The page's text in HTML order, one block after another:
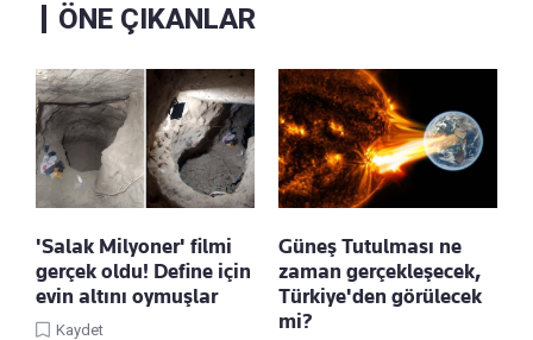
ÖNE ÇIKANLAR
'Salak Milyoner' filmi
gerçek oldu! Define için
evin altını oymuşlar
Kaydet
Güneş Tutulması ne
zaman gerçekleşecek,
Türkiye'den görülecek
mi?